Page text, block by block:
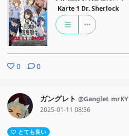
Karte 1 Dr. Sherlock
0 0
ガングレト @Ganglet_mrKY
2025-01-11 08:36
とても良い